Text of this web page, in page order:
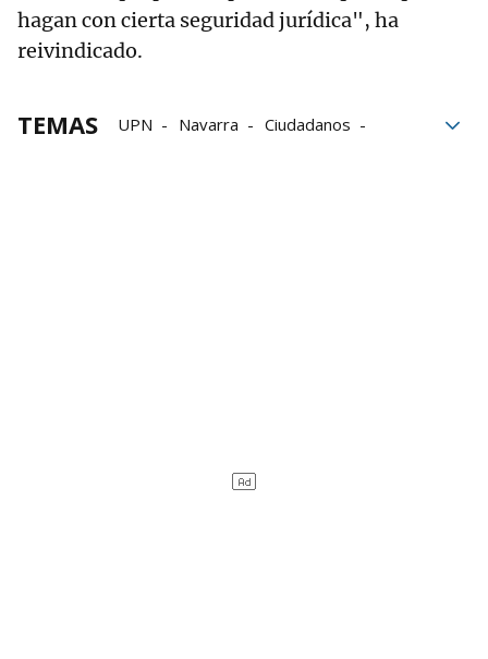
hagan con cierta seguridad jurídica", ha
reivindicado.
TEMAS UPN Navarra
Ciudadanos